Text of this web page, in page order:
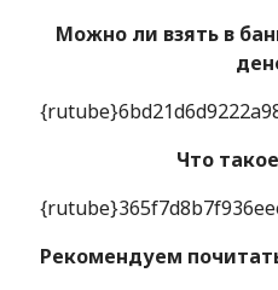
Можно ли взять в
Что
Рекомендуем